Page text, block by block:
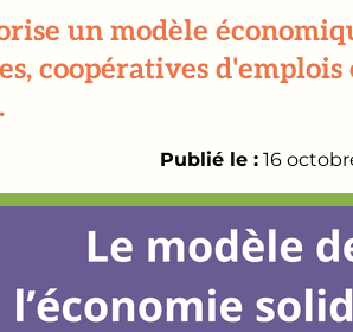
un modèle
coopératives d'emplois
Publié le : 16